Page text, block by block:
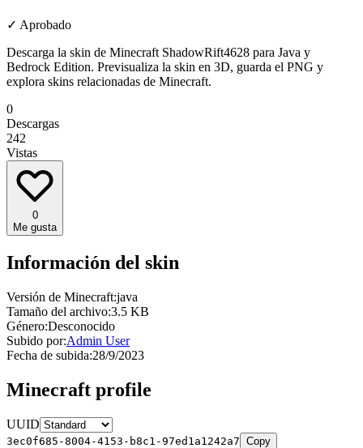
✓ Aprobado
Descarga la skin de Minecraft ShadowRift4628 para Java y
Bedrock Edition. Previsualiza la skin en 3D, guarda el PNG y
explora skins relacionadas de Minecraft.
0
Descargas
242
Vistas
0
Me gusta
Información del skin
Versión de Minecraft:java
Tamaño del archivo:3.5 KB
Género:Desconocido
Subido por:Admin User
Fecha de subida:28/9/2023
Minecraft profile
UUID
3ec0f685-8004-4153-b8c1-97ed1a1242a7 Copy